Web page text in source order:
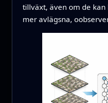
tillväxt, även om de
mer avlägsna,